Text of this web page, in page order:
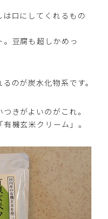
・ピーマン・かぼち
ん草・レタス・小松
ぶ・大根・れんこん・
・山芋)
口にしてくれるもの
豆腐も超しかめっ
のが炭水化物系です。
きがよいのがこれ。
機玄米クリーム」。